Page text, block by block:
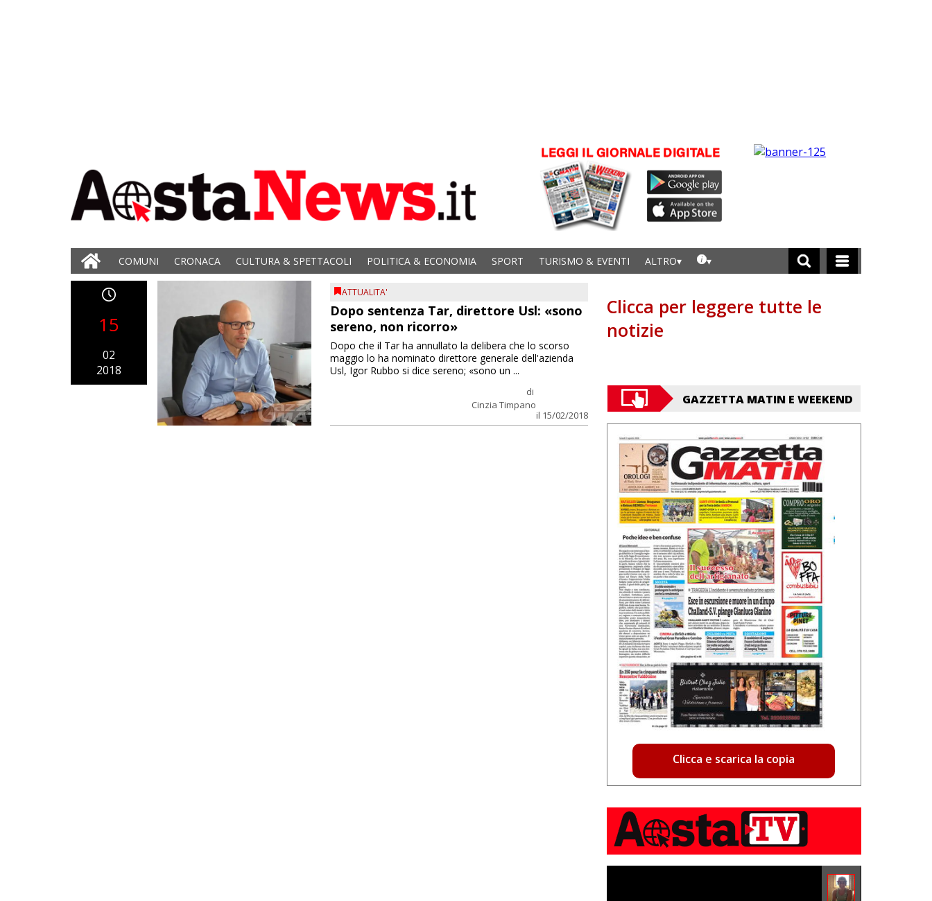
COMUNI CRONACA CULTURA & SPETTACOLI POLITICA & ECONOMIA SPORT TURISMO & EVENTI ALTRO
15
02
2018
ATTUALITA'
Dopo sentenza Tar, direttore Usl: «sono
sereno, non ricorro»
di
Cinzia Timpano
il 15/02/2018
Dopo che il Tar ha annullato la delibera che lo scorso
maggio lo ha nominato direttore generale dell'azienda
Usl, Igor Rubbo si dice sereno; «sono un ...
Clicca per leggere tutte le
notizie
GAZZETTA MATIN E WEEKEND
Clicca e scarica la copia